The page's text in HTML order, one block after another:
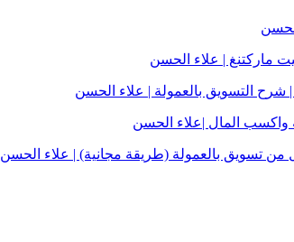
شرح التسويق بالعمولة | علاء الحسن
واكسب المال |علاء الحسن
من تسويق بالعمولة (طريقة مجانية) | علاء الحسن